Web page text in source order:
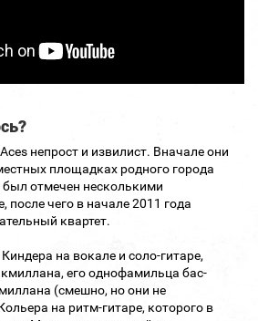
непрост и извилист. Вначале они
площадках родного города
был отмечен несколькими
после чего в начале 2011 года
квартет.
на вокале и соло-гитаре,
его однофамильца бас-
(смешно, но они не
на ритм-гитаре, которого в